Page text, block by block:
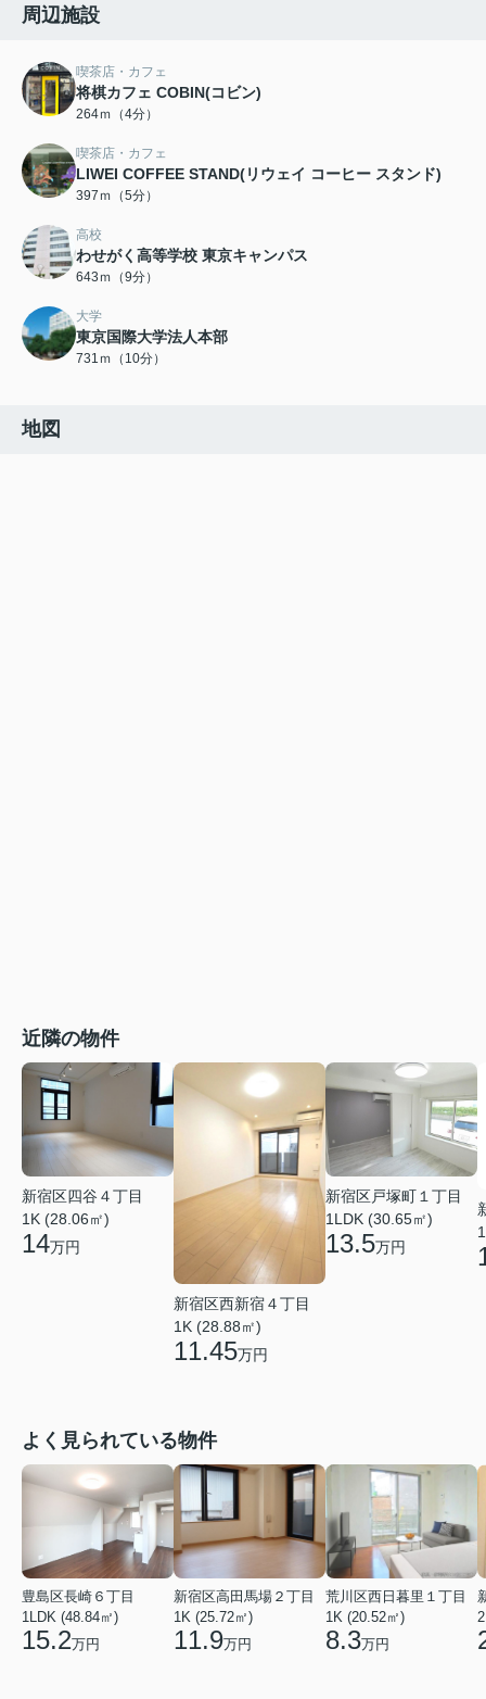
周辺施設
喫茶店・カフェ
将棋カフェ COBIN(コビン)
264ｍ（4分）
喫茶店・カフェ
LIWEI COFFEE STAND(リウェイ コーヒー スタンド)
397ｍ（5分）
高校
わせがく高等学校 東京キャンパス
643ｍ（9分）
大学
東京国際大学法人本部
731ｍ（10分）
地図
近隣の物件
新宿区四谷４丁目
1K (28.06㎡)
14万円
新宿区西新宿４丁目
1K (28.88㎡)
11.45万円
新宿区戸塚町１丁目
1LDK (30.65㎡)
13.5万円
よく見られている物件
豊島区長崎６丁目
1LDK (48.84㎡)
15.2万円
新宿区高田馬場２丁目
1K (25.72㎡)
11.9万円
荒川区西日暮里１丁目
1K (20.52㎡)
8.3万円